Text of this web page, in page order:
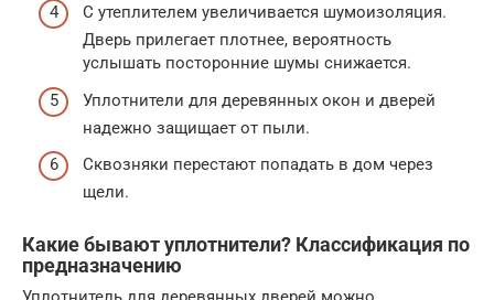
С утеплителем увеличивается шумоизоляция.
Дверь прилегает плотнее, вероятность
услышать посторонние шумы снижается.
Уплотнители для деревянных окон и дверей
надежно защищает от пыли.
Сквозняки перестают попадать в дом через
щели.
Какие бывают уплотнители? Классификация по
предназначению